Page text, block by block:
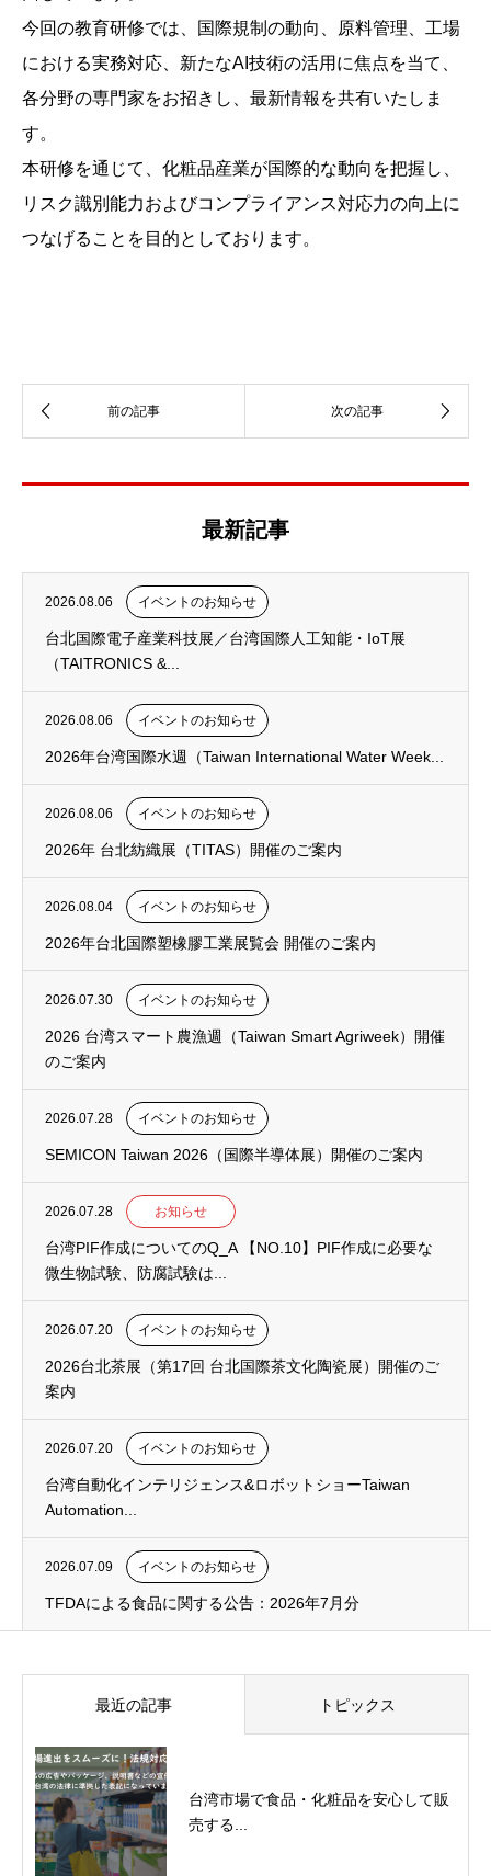
今回の教育研修では、国際規制の動向、原料管理、工場
における実務対応、新たなAI技術の活用に焦点を当て、
各分野の専門家をお招きし、最新情報を共有いたしま
す。
本研修を通じて、化粧品産業が国際的な動向を把握し、
リスク識別能力およびコンプライアンス対応力の向上に
つなげることを目的としております。
最新記事
2026.08.06 イベントのお知らせ
台北国際電子産業科技展／台湾国際人工知能・IoT展
（TAITRONICS &...
2026.08.06 イベントのお知らせ
2026年台湾国際水週（Taiwan International Water Week...
2026.08.06 イベントのお知らせ
2026年 台北紡織展（TITAS）開催のご案内
2026.08.04 イベントのお知らせ
2026年台北国際塑橡膠工業展覧会 開催のご案内
2026.07.30 イベントのお知らせ
2026 台湾スマート農漁週（Taiwan Smart Agriweek）開催
のご案内
2026.07.28 イベントのお知らせ
SEMICON Taiwan 2026（国際半導体展）開催のご案内
2026.07.28 お知らせ
台湾PIF作成についてのQ_A 【NO.10】PIF作成に必要な
微生物試験、防腐試験は...
2026.07.20 イベントのお知らせ
2026台北茶展（第17回 台北国際茶文化陶瓷展）開催のご
案内
2026.07.20 イベントのお知らせ
台湾自動化インテリジェンス&ロボットショーTaiwan
Automation...
2026.07.09 イベントのお知らせ
TFDAによる食品に関する公告：2026年7月分
最近の記事 トピックス
台湾市場で食品・化粧品を安心して販
売する...